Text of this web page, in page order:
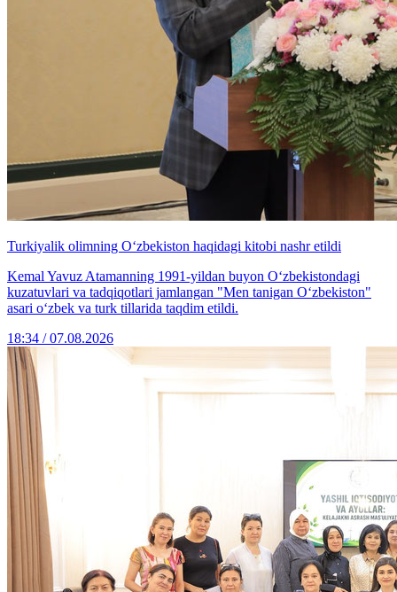
Turkiyalik olimning O‘zbekiston haqidagi kitobi nashr etildi
Kemal Yavuz Atamanning 1991-yildan buyon O‘zbekistondagi
kuzatuvlari va tadqiqotlari jamlangan "Men tanigan O‘zbekiston"
asari o‘zbek va turk tillarida taqdim etildi.
18:34 / 07.08.2026